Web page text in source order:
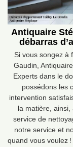
Antiquaire
débarras
Si vous songez à
Gaudin,
Experts dans le
possédons les
intervention
la matière, ainsi,
service de
notre service et
quand vous voulez